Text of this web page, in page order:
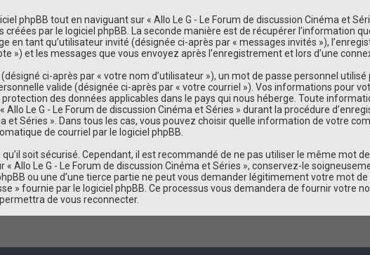
phpBB tout en naviguant sur « Allo Le G - Le Forum de discussion Cinéma et
par le logiciel phpBB. La seconde manière est de récupérer l’information
en tant qu’utilisateur invité (désignée ci-après par « messages invités »),
») et les messages que vous envoyez après l’enregistrement et lors d’une
ci-après par « votre nom d’utilisateur »), un mot de passe personnel
valide (désignée ci-après par « votre courriel »). Vos informations pour
des données applicables dans le pays qui nous héberge. Toute
Le G - Le Forum de discussion Cinéma et Séries » durant la procédure
et Séries ». Dans tous les cas, vous pouvez choisir quelle information de votre
de courriel par le logiciel phpBB.
soit sécurisé. Cependant, il est recommandé de ne pas utiliser le même mot
Allo Le G - Le Forum de discussion Cinéma et Séries », conservez-le
ou une d’une tierce partie ne peut vous demander légitimement votre mot
» fournie par le logiciel phpBB. Ce processus vous demandera de fournir votre
de vous reconnecter.